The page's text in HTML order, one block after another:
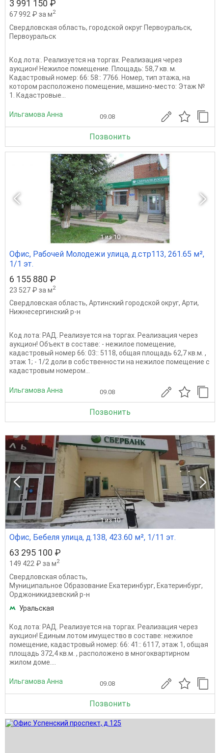
3 991 150 ₽
67 992 ₽ за м2
Свердловская область, городской округ Первоуральск,
Первоуральск
Код лота:. Реализуется на торгах. Реализация через
аукцион! Нежилое помещение. Площадь: 58,7 кв. м.
Кадастровый номер: 66: 58:: 7766. Номер, тип этажа, на
котором расположено помещение, машино-место: Этаж №
1. Кадастровые...
Ильгамова Анна 09.08
Позвонить
1 из 10
Офис, Рабочей Молодежи улица, д.стр113, 261.65 м²,
1/1 эт.
6 155 880 ₽
23 527 ₽ за м2
Свердловская область, Артинский городской округ, Арти,
Нижнесергинский р-н
Код лота: РАД. Реализуется на торгах. Реализация через
аукцион! Объект в составе: - нежилое помещение,
кадастровый номер 66: 03:: 5118, общая площадь 62,7 кв.м. ,
этаж 1; - 1/2 доли в собственности на нежилое помещение с
кадастровым номером...
Ильгамова Анна 09.08
Позвонить
1 из 10
Офис, Бебеля улица, д.138, 423.60 м², 1/11 эт.
63 295 100 ₽
149 422 ₽ за м2
Свердловская область,
Муниципальное Образование Екатеринбург, Екатеринбург,
Орджоникидзевский р-н
Уральская
Код лота: РАД. Реализуется на торгах. Реализация через
аукцион! Единым лотом имущество в составе: нежилое
помещение, кадастровый номер: 66: 41:: 6117, этаж 1, общая
площадь 372,4 кв.м. , расположено в многоквартирном
жилом доме....
Ильгамова Анна 09.08
Позвонить